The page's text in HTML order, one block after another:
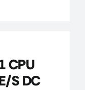
CPU
S DC